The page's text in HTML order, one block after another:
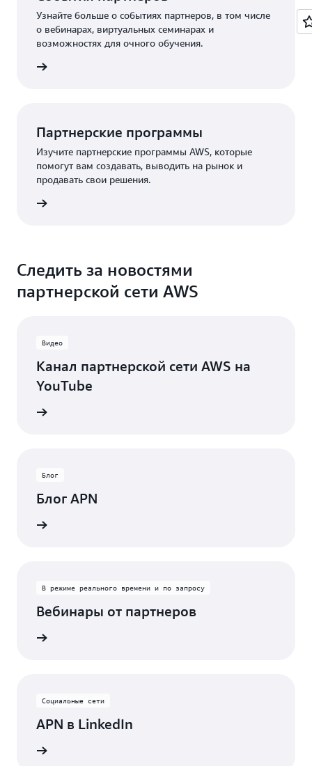
Узнайте больше о событиях партнеров, в том числе
о вебинарах, виртуальных семинарах и
возможностях для очного обучения.
Партнерские программы
Изучите партнерские программы AWS, которые
помогут вам создавать, выводить на рынок и
продавать свои решения.
Следить за новостями
партнерской сети AWS
Видео
Канал партнерской сети AWS на
YouTube
Блог
Блог APN
В режиме реального времени и по запросу
Вебинары от партнеров
Социальные сети
APN в LinkedIn